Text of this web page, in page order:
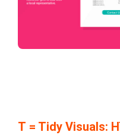
T = Tidy Visuals: